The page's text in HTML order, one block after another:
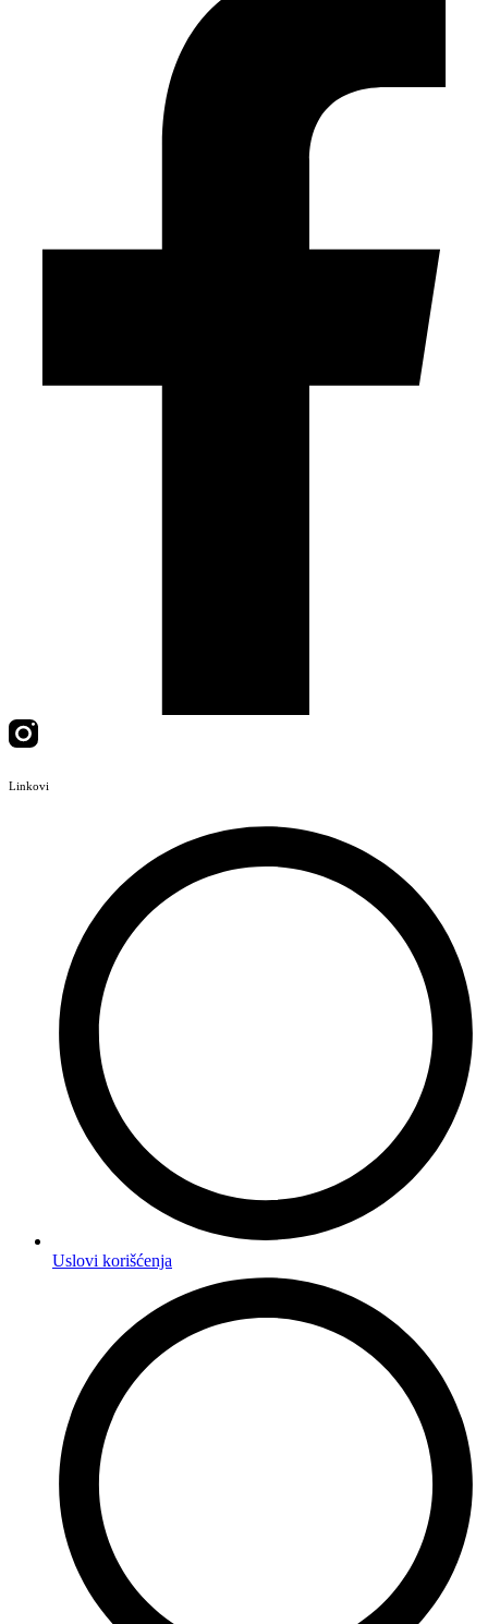
Linkovi
Uslovi korišćenja